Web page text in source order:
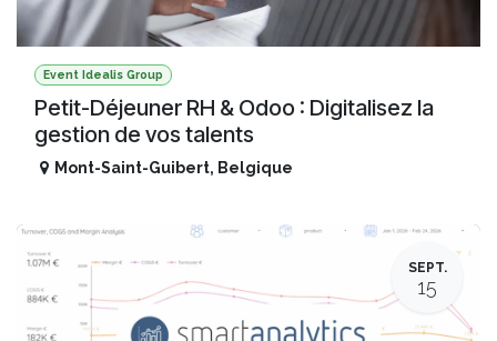
Event Idealis Group
Petit-Déjeuner RH & Odoo : Digitalisez la
gestion de vos talents
Mont-Saint-Guibert, Belgique
SEPT.
15